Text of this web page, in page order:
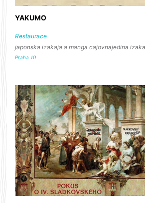
YAKUMO
Restaurace
japonska izakaja a manga cajovnajedina
Praha 10